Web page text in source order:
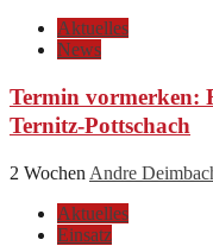
Aktuelles
News
Termin vormerken:
Ternitz-Pottschach
2 Wochen Andre
Aktuelles
Einsatz